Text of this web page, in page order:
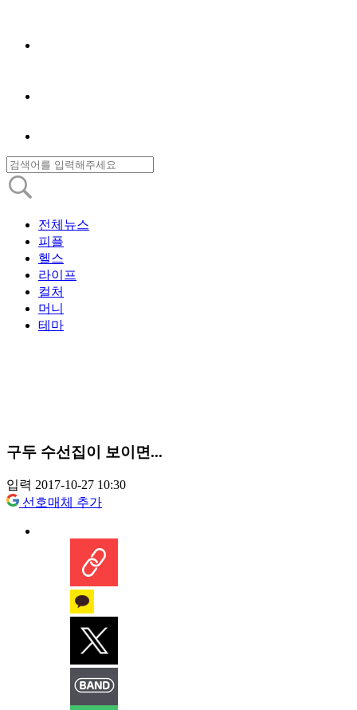
전체뉴스
피플
헬스
라이프
컬처
머니
테마
구두 수선집이 보이면...
입력 2017-10-27 10:30
선호매체 추가